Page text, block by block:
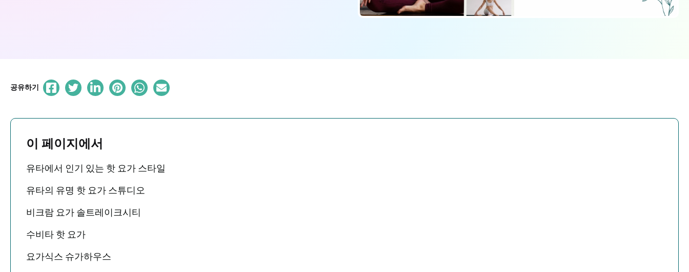
공유하기
이 페이지에서
유타에서 인기 있는 핫 요가 스타일
유타의 유명 핫 요가 스튜디오
비크람 요가 솔트레이크시티
수비타 핫 요가
요가식스 슈가하우스